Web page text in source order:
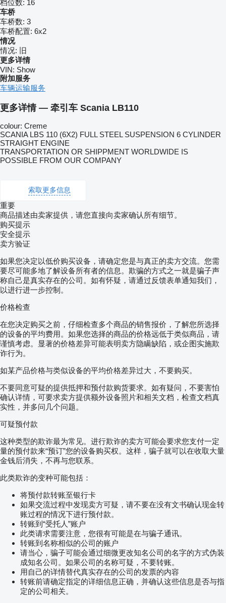
档位数: 16
车桥
车桥数: 3
车桥配置: 6x2
情况
情况: 旧
更多详情
VIN: Show
附加服务
车辆运输服务
更多详情 — 牵引车 Scania LB110
colour: Creme
SCANIA LBS 110 (6X2) FULL STEEL SUSPENSION 6 CYLINDER
STRAIGHT ENGINE
TRANSPORTATION OR SHIPPMENT WORLDWIDE IS
POSSIBLE FROM OUR COMPANY
索取更多信息
重要
商品描述由卖家提供，请您直接向卖家确认所有细节。
购买提示
安全提示
卖方验证
如果您决定以低价购买设备，请确定您是与真正的卖方交流。您需
要尽可能多地了解设备所有者的信息。欺骗的方式之一就是骗子声
称自己是真实存在的公司。如有怀疑，请通过反馈表单通知我们，
以进行进一步控制。
价格检查
在您决定购买之前，仔细检查多个商品的销售报价，了解您所选择
的设备的平均费用。如果您选择的商品的价格远低于类似商品，请
谨慎考虑。显著的价格差异可能表明卖方隐瞒缺陷，或企图实施欺
诈行为。
如某产品价格与类似设备的平均价格差异过大，不要购买。
不要同意可疑的提供抵押和预付款购货要求。如有疑问，不要害怕
确认详情，可要求卖方提供额外设备照片和相关文档，检查文档真
实性，并多问几个问题。
可疑预付款
这种类型的欺诈最为常见。进行欺诈的卖方可能会要求您支付一定
量的预付款来“预订”您的设备购买权。这样，骗子就可以在收取大量
金钱后消失，不再与您联系。
此类欺诈的变种可能包括：
将预付款转账至银行卡
如果交流过程中发现卖方可疑，请不要在没有文书确认现金转
账过程的情况下进行预付款。
转账到“受托人”账户
此类请求需要注意，您很有可能是在与骗子通讯。
转账到名称相似的公司的账户
请当心，骗子可能会通过细微更改知名公司的名字的方式伪装
成知名公司。如果公司的名称可疑，不要转账。
用自己的详情替代真实存在的公司的发票的内容
转账前请确定指定的详细信息正确，并确认这些信息是否与指
定的公司相关。